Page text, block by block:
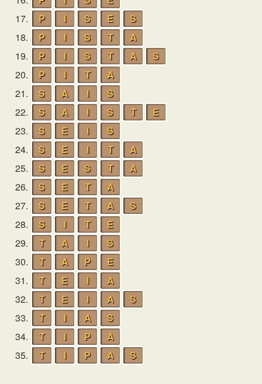
17.
P I S E
S
18.
P I S T
A
19.
P I S T A
S
20.
P I T
A
21.
S A I
S
22.
S A I S T
E
23.
S E I
S
24.
S E I T
A
25.
S E S T
A
26.
S E T
A
27.
S E T A
S
28.
S I T
E
29.
T A I
S
30.
T A P
E
31.
T E I
A
32.
T E I A
S
33.
T I A
S
34.
T I P
A
35.
T I P A S